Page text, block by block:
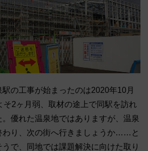
の工事が始まったのは2020年10月
そ2ヶ月弱、取材の途上で同駅を訪れ
優れた温泉地ではありますが、温泉
わり、次の街へ行きましょうか……と
で、同地では課題解決に向けた取り